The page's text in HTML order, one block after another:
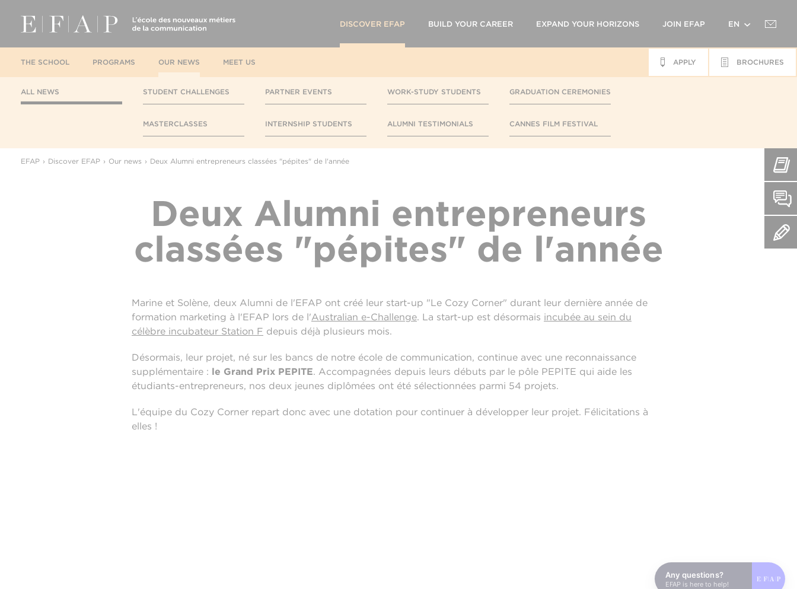
DISCOVER EFAP BUILD YOUR CAREER EXPAND YOUR HORIZONS JOIN EFAP EN
THE SCHOOL PROGRAMS OUR NEWS MEET US BROCHURES
APPLY
ALL NEWS STUDENT CHALLENGES
MASTERCLASSES
PARTNER EVENTS
INTERNSHIP STUDENTS
WORK-STUDY STUDENTS
ALUMNI TESTIMONIALS
GRADUATION CEREMONIES
CANNES FILM FESTIVAL
EFAP Discover EFAP Our news Deux Alumni entrepreneurs classées "pépites" de l'année
Deux Alumni entrepreneurs
classées "pépites" de l'année
Marine et Solène, deux Alumni de l'EFAP ont créé leur start-up "Le Cozy Corner" durant leur dernière année de
formation marketing à l'EFAP lors de l'Australian e-Challenge. La start-up est désormais incubée au sein du
célèbre incubateur Station F depuis déjà plusieurs mois.
Désormais, leur projet, né sur les bancs de notre école de communication, continue avec une reconnaissance
supplémentaire : le Grand Prix PEPITE. Accompagnées depuis leurs débuts par le pôle PEPITE qui aide les
étudiants-entrepreneurs, nos deux jeunes diplômées ont été sélectionnées parmi 54 projets.
L'équipe du Cozy Corner repart donc avec une dotation pour continuer à développer leur projet. Félicitations à
elles !
Any questions?
EFAP is here to help!